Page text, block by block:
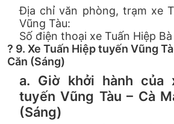
Địa chỉ văn phòng, trạm xe
Vũng Tàu:
Số điện thoại xe Tuấn Hiệp
? 9. Xe Tuấn Hiệp tuyến Vũng
Căn (Sáng)
a. Giờ khởi hành của
tuyến Vũng Tàu – Cà
(Sáng)